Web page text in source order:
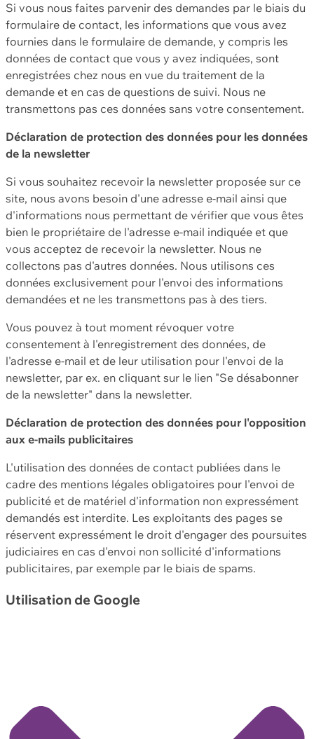
Si vous nous faites parvenir des demandes par le biais du
formulaire de contact, les informations que vous avez
fournies dans le formulaire de demande, y compris les
données de contact que vous y avez indiquées, sont
enregistrées chez nous en vue du traitement de la
demande et en cas de questions de suivi. Nous ne
transmettons pas ces données sans votre consentement.
Déclaration de protection des données pour les données
de la newsletter
Si vous souhaitez recevoir la newsletter proposée sur ce
site, nous avons besoin d'une adresse e-mail ainsi que
d'informations nous permettant de vérifier que vous êtes
bien le propriétaire de l'adresse e-mail indiquée et que
vous acceptez de recevoir la newsletter. Nous ne
collectons pas d'autres données. Nous utilisons ces
données exclusivement pour l'envoi des informations
demandées et ne les transmettons pas à des tiers.
Vous pouvez à tout moment révoquer votre
consentement à l'enregistrement des données, de
l'adresse e-mail et de leur utilisation pour l'envoi de la
newsletter, par ex. en cliquant sur le lien "Se désabonner
de la newsletter" dans la newsletter.
Déclaration de protection des données pour l'opposition
aux e-mails publicitaires
L'utilisation des données de contact publiées dans le
cadre des mentions légales obligatoires pour l'envoi de
publicité et de matériel d'information non expressément
demandés est interdite. Les exploitants des pages se
réservent expressément le droit d'engager des poursuites
judiciaires en cas d'envoi non sollicité d'informations
publicitaires, par exemple par le biais de spams.
Utilisation de Google